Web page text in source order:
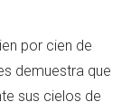
por cien de
demuestra que
sus cielos de